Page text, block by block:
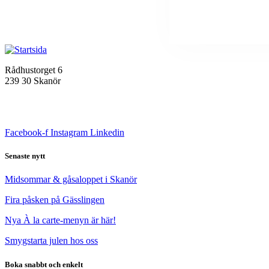
Rådhustorget 6
239 30 Skanör
Facebook-f Instagram Linkedin
Senaste nytt
Midsommar & gåsaloppet i Skanör
Fira påsken på Gässlingen
Nya À la carte-menyn är här!
Smygstarta julen hos oss
Boka snabbt och enkelt